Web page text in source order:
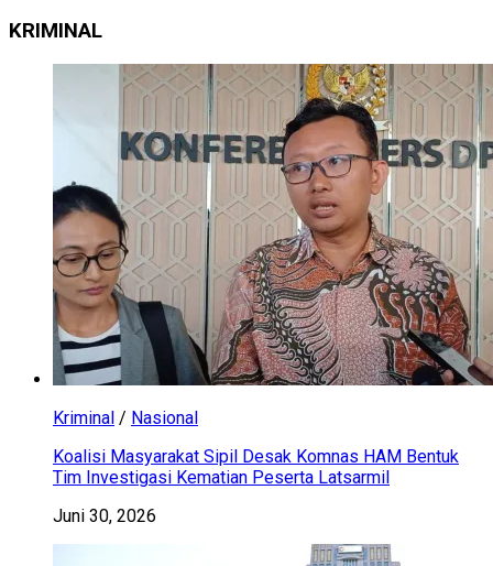
KRIMINAL
Kriminal / Nasional
Koalisi Masyarakat Sipil Desak Komnas HAM Bentuk
Tim Investigasi Kematian Peserta Latsarmil
Juni 30, 2026